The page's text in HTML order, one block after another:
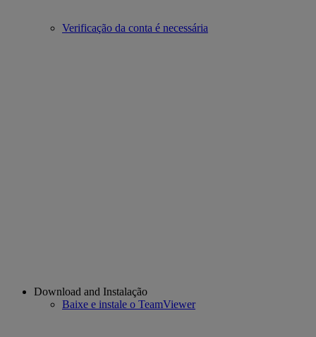
Verificação da conta é necessária
Download and Instalação
Baixe e instale o TeamViewer